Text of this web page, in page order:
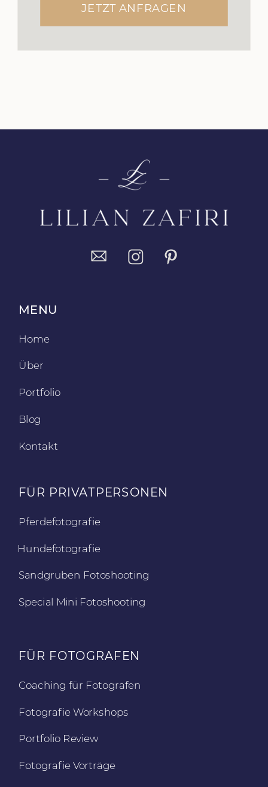
JETZT ANFRAGEN
FÜR FOTOGRAFEN
Special Mini Fotoshooting
Sandgruben Fotoshooting
Hundefotografie
Pferdefotografie
FÜR PRIVATPERSONEN
Portfolio
Über
Home
Blog
Kontakt
MENU
Fotografie Vorträge
Portfolio Review
Fotografie Workshops
Coaching für Fotografen